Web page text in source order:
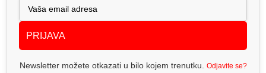
PRIJAVA
Newsletter možete otkazati u bilo kojem trenutku. Odjavite se?